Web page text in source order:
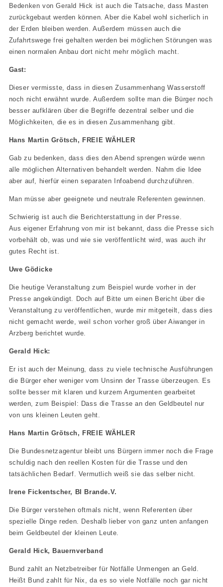
Bedenken von Gerald Hick ist auch die Tatsache, dass Masten
zurückgebaut werden können. Aber die Kabel wohl sicherlich in
der Erden bleiben werden. Außerdem müssen auch die
Zufahrtswege frei gehalten werden bei möglichen Störungen was
einen normalen Anbau dort nicht mehr möglich macht.
Gast:
Dieser vermisste, dass in diesen Zusammenhang Wasserstoff
noch nicht erwähnt wurde. Außerdem sollte man die Bürger noch
besser aufklären über die Begriffe dezentral selber und die
Möglichkeiten, die es in diesen Zusammenhang gibt.
Hans Martin Grötsch, FREIE WÄHLER
Gab zu bedenken, dass dies den Abend sprengen würde wenn
alle möglichen Alternativen behandelt werden. Nahm die Idee
aber auf, hierfür einen separaten Infoabend durchzuführen.
Man müsse aber geeignete und neutrale Referenten gewinnen.
Schwierig ist auch die Berichterstattung in der Presse.
Aus eigener Erfahrung von mir ist bekannt, dass die Presse sich
vorbehält ob, was und wie sie veröffentlicht wird, was auch ihr
gutes Recht ist.
Uwe Gödicke
Die heutige Veranstaltung zum Beispiel wurde vorher in der
Presse angekündigt. Doch auf Bitte um einen Bericht über die
Veranstaltung zu veröffentlichen, wurde mir mitgeteilt, dass dies
nicht gemacht werde, weil schon vorher groß über Aiwanger in
Arzberg berichtet wurde.
Gerald Hick:
Er ist auch der Meinung, dass zu viele technische Ausführungen
die Bürger eher weniger vom Unsinn der Trasse überzeugen. Es
sollte besser mit klaren und kurzem Argumenten gearbeitet
werden, zum Beispiel: Dass die Trasse an den Geldbeutel nur
von uns kleinen Leuten geht.
Hans Martin Grötsch, FREIE WÄHLER
Die Bundesnetzagentur bleibt uns Bürgern immer noch die Frage
schuldig nach den reellen Kosten für die Trasse und den
tatsächlichen Bedarf. Vermutlich weiß sie das selber nicht.
Irene Fickentscher, BI Brande.V.
Die Bürger verstehen oftmals nicht, wenn Referenten über
spezielle Dinge reden. Deshalb lieber von ganz unten anfangen
beim Geldbeutel der kleinen Leute.
Gerald Hick, Bauernverband
Bund zahlt an Netzbetreiber für Notfälle Unmengen an Geld.
Heißt Bund zahlt für Nix, da es so viele Notfälle noch gar nicht